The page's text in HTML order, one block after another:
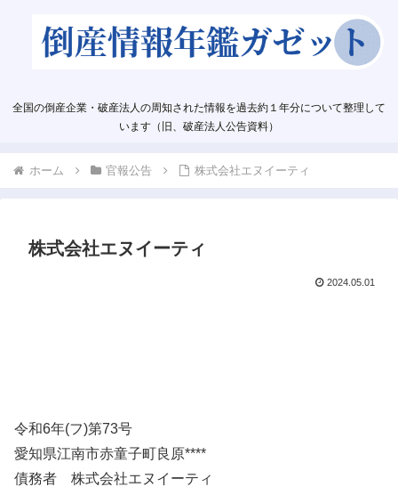
全国の倒産企業・破産法人の周知された情報を過去約１年分について整理して
います（旧、破産法人公告資料）
ホーム 官報公告 株式会社エヌイーティ
株式会社エヌイーティ
2024.05.01
令和6年(フ)第73号
愛知県江南市赤童子町良原****
債務者 株式会社エヌイーティ